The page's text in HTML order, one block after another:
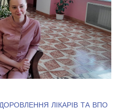
ЛІКАРІВ ТА ВПО